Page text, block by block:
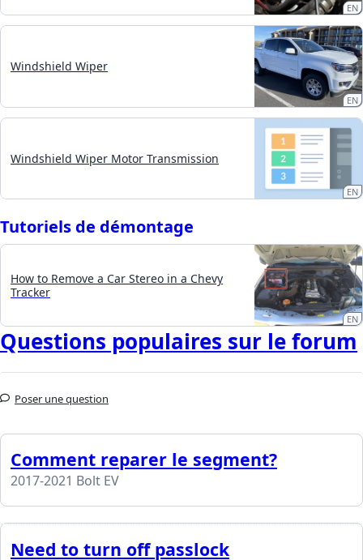
EN
Windshield Wiper
EN
Windshield Wiper Motor Transmission
EN
Tutoriels de démontage
How to Remove a Car Stereo in a Chevy
Tracker
EN
Questions populaires sur le forum
Poser une question
Comment reparer le segment?
2017-2021 Bolt EV
Need to turn off passlock